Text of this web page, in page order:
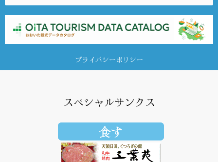
プライバシーポリシー
スペシャルサンクス